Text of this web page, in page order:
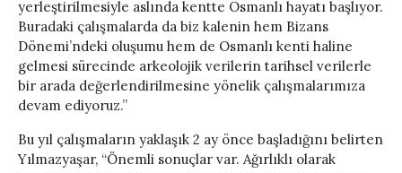
yerleştirilmesiyle aslında kentte Osmanlı hayatı başlıyor.
Buradaki çalışmalarda da biz kalenin hem Bizans
Dönemi’ndeki oluşumu hem de Osmanlı kenti haline
gelmesi sürecinde arkeolojik verilerin tarihsel verilerle
bir arada değerlendirilmesine yönelik çalışmalarımıza
devam ediyoruz.”
Bu yıl çalışmaların yaklaşık 2 ay önce başladığını belirten
Yılmazyaşar, “Önemli sonuçlar var. Ağırlıklı olarak